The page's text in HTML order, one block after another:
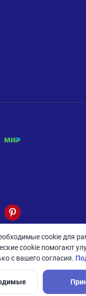
Visa
оплате Mastercard
по оплате UnionPay
Помощь по оплате Мир
СБП
«АНД-Системс»
cookie для
cookie помогают
с вашего согласия.